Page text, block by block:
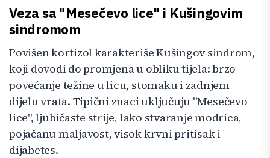
Veza sa "Mesečevo lice" i Kušingovim
sindromom
Povišen kortizol karakteriše Kušingov sindrom,
koji dovodi do promjena u obliku tijela: brzo
povećanje težine u licu, stomaku i zadnjem
dijelu vrata. Tipični znaci uključuju "Mesečevo
lice", ljubičaste strije, lako stvaranje modrica,
pojačanu maljavost, visok krvni pritisak i
dijabetes.